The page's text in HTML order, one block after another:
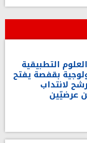
التطبيقية
بقفصة يفتح
لانتداب
عرضيّين